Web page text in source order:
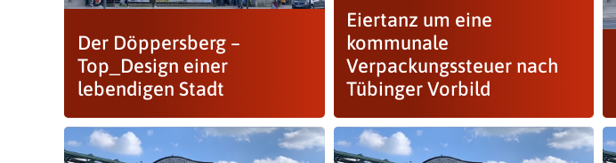
Der Döppersberg –
Top_Design einer
lebendigen Stadt
Eiertanz um eine
kommunale
Verpackungssteuer nach
Tübinger Vorbild